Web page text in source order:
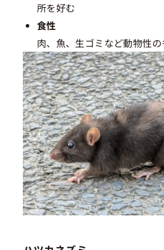
所を好む
食性
肉、魚、生ゴミなど動物性